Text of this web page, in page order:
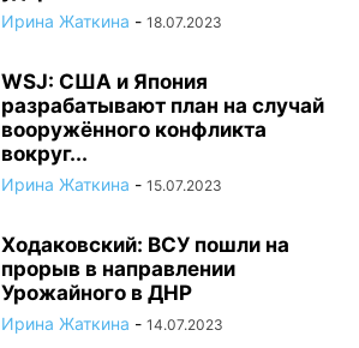
Ирина Жаткина - 18.07.2023
WSJ: США и Япония
разрабатывают план на случай
вооружённого конфликта
вокруг...
Ирина Жаткина - 15.07.2023
Ходаковский: ВСУ пошли на
прорыв в направлении
Урожайного в ДНР
Ирина Жаткина - 14.07.2023